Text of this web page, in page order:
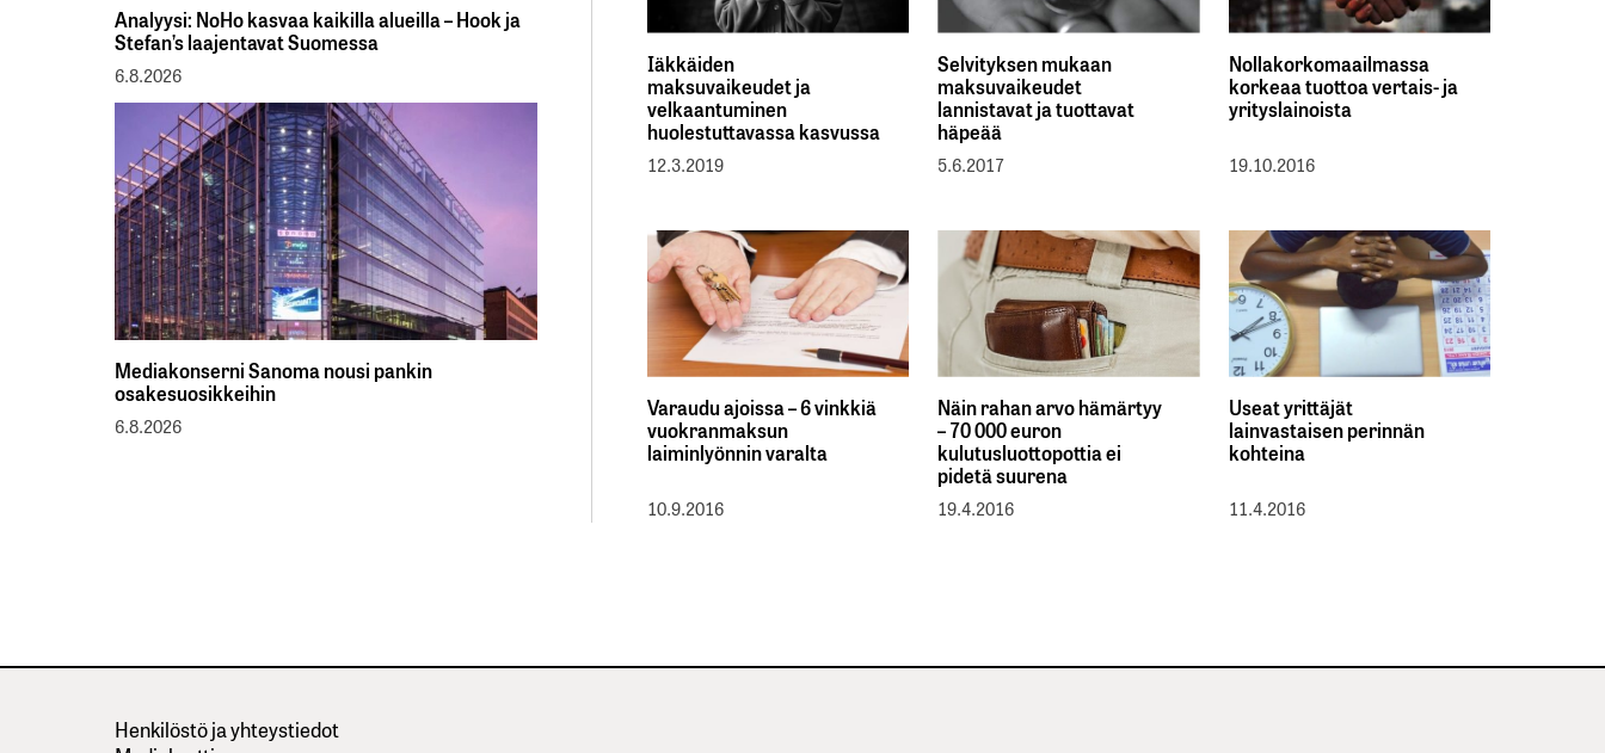
Iäkkäiden
maksuvaikeudet ja
velkaantuminen
huolestuttavassa kasvussa
12.3.2019
Selvityksen mukaan
maksuvaikeudet
lannistavat ja tuottavat
häpeää
5.6.2017
Nollakorkomaailmassa
korkeaa tuottoa vertais- ja
yrityslainoista
19.10.2016
Varaudu ajoissa – 6 vinkkiä
vuokranmaksun
laiminlyönnin varalta
10.9.2016
Näin rahan arvo hämärtyy
– 70 000 euron
kulutusluottopottia ei
pidetä suurena
19.4.2016
Useat yrittäjät
lainvastaisen perinnän
kohteina
11.4.2016
Analyysi: NoHo kasvaa kaikilla alueilla – Hook ja
Stefan’s laajentavat Suomessa
6.8.2026
Mediakonserni Sanoma nousi pankin
osakesuosikkeihin
6.8.2026
Henkilöstö ja yhteystiedot